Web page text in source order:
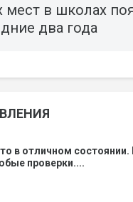
в школах
два года
в отличном
проверки....